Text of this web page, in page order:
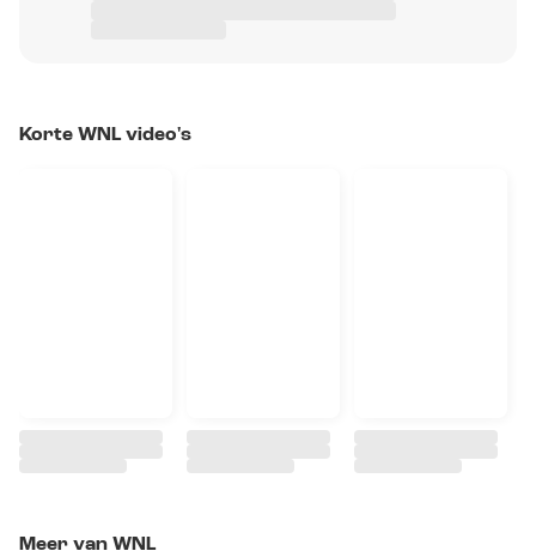
Korte WNL video's
Meer van WNL